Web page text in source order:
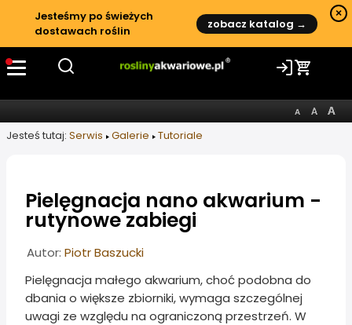
Jesteśmy po świeżych
dostawach roślin
zobacz katalog →
×
Jesteś tutaj: Serwis Galerie Tutoriale
Pielęgnacja nano akwarium -
rutynowe zabiegi
Informacje o artykule
Autor: Piotr Baszucki
Pielęgnacja małego akwarium, choć podobna do
dbania o większe zbiorniki, wymaga szczególnej
uwagi ze względu na ograniczoną przestrzeń. W